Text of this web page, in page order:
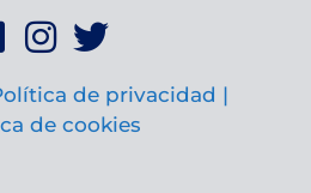
de privacidad |
de cookies